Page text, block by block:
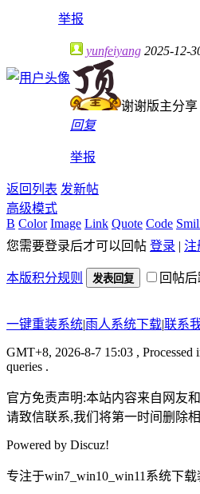
举报
yunfeiyang 2025-12-
谢谢版主分享
回复
举报
返回列表 发新帖
高级模式
B Color Image Link Quote Code
您需要登录后才可以回帖 登录 | 注
本版积分规则 发表回复 回帖
一键重装系统|雨人系统下载|联系
GMT+8, 2026-8-7 15:03 , Processed
queries .
官方免责声明:本站内容来自网友
请致信联系,我们将第一时间删除
Powered by Discuz!
专注于win7_win10_win11系统下